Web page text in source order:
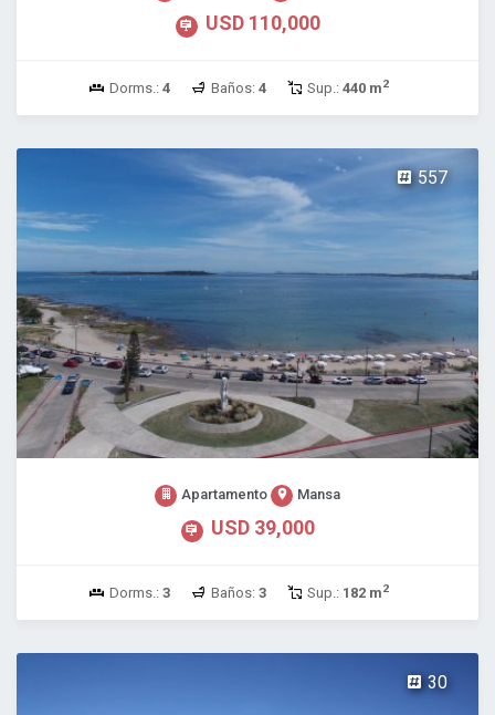
USD 110,000
Dorms.: 4 Baños: 4 Sup.: 440 m2
557
Apartamento Mansa
USD 39,000
Dorms.: 3 Baños: 3 Sup.: 182 m2
30